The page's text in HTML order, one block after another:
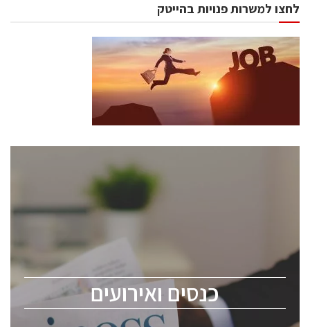
לחצו למשרות פנויות בהייטק
כנסים ואירועים
כנסים ואירועים
לכל העוסקים בתעשיית הסמיקונדקטור כולל מהנדסים,
ChipEx2026 will be held on May 12-13, 2026. The